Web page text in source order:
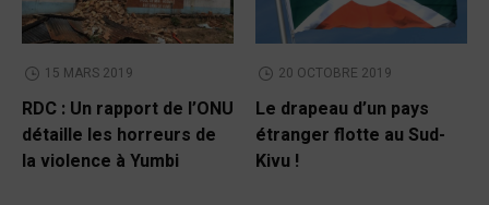
15 MARS 2019
RDC : Un rapport de l’ONU
détaille les horreurs de
la violence à Yumbi
20 OCTOBRE 2019
Le drapeau d’un pays
étranger flotte au Sud-
Kivu !